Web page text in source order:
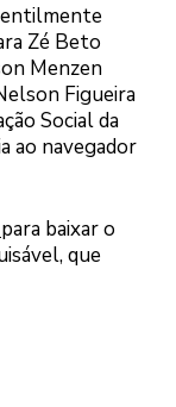
Zé Beto
Menzen
Figueira
Social da
ao navegador
para baixar o
que